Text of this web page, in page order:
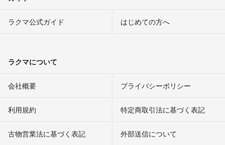
ラクマ公式ガイド はじめての方へ
ラクマについて
会社概要 プライバシーポリシー
利用規約 特定商取引法に基づく表記
古物営業法に基づく表記 外部送信について